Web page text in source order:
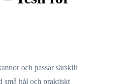
och passar särskilt
små hål och praktiskt